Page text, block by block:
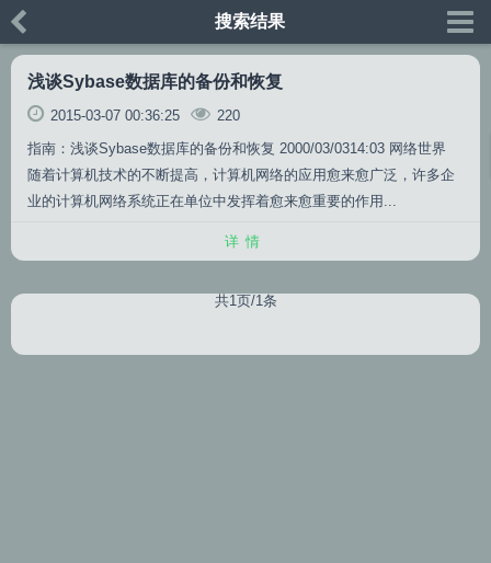
搜索结果
浅谈Sybase数据库的备份和恢复
2015-03-07 00:36:25
220
指南：浅谈Sybase数据库的备份和恢复 2000/03/0314:03 网络世界
随着计算机技术的不断提高，计算机网络的应用愈来愈广泛，许多企
业的计算机网络系统正在单位中发挥着愈来愈重要的作用...
详情
共1页/1条